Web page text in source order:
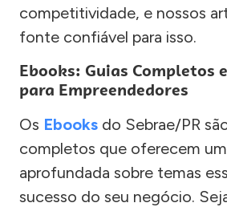
competitividade, e nossos
fonte confiável para isso.
Ebooks: Guias Completos
para Empreendedores
Os Ebooks do Sebrae/PR
completos que oferecem
aprofundada sobre temas
sucesso do seu negócio.